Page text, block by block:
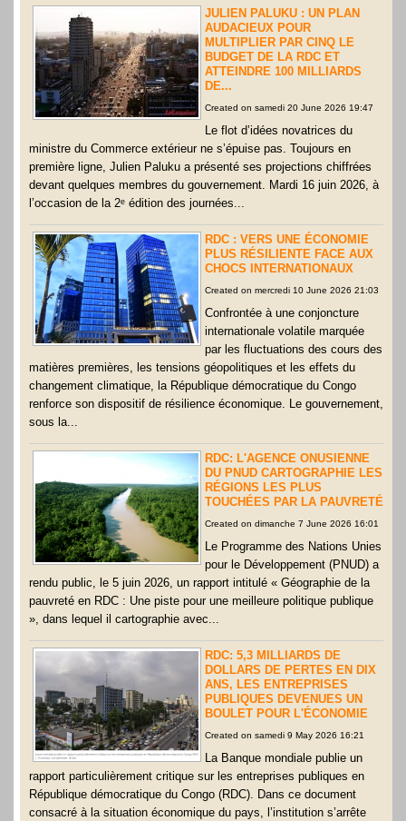
JULIEN PALUKU : UN PLAN
AUDACIEUX POUR
MULTIPLIER PAR CINQ LE
BUDGET DE LA RDC ET
ATTEINDRE 100 MILLIARDS
DE...
Created on samedi 20 June 2026 19:47
Le flot d’idées novatrices du
ministre du Commerce extérieur ne s’épuise pas. Toujours en
première ligne, Julien Paluku a présenté ses projections chiffrées
devant quelques membres du gouvernement. Mardi 16 juin 2026, à
l’occasion de la 2ᵉ édition des journées...
RDC : VERS UNE ÉCONOMIE
PLUS RÉSILIENTE FACE AUX
CHOCS INTERNATIONAUX
Created on mercredi 10 June 2026 21:03
Confrontée à une conjoncture
internationale volatile marquée
par les fluctuations des cours des
matières premières, les tensions géopolitiques et les effets du
changement climatique, la République démocratique du Congo
renforce son dispositif de résilience économique. Le gouvernement,
sous la...
RDC: L'AGENCE ONUSIENNE
DU PNUD CARTOGRAPHIE LES
RÉGIONS LES PLUS
TOUCHÉES PAR LA PAUVRETÉ
Created on dimanche 7 June 2026 16:01
Le Programme des Nations Unies
pour le Développement (PNUD) a
rendu public, le 5 juin 2026, un rapport intitulé « Géographie de la
pauvreté en RDC : Une piste pour une meilleure politique publique
», dans lequel il cartographie avec...
RDC: 5,3 MILLIARDS DE
DOLLARS DE PERTES EN DIX
ANS, LES ENTREPRISES
PUBLIQUES DEVENUES UN
BOULET POUR L'ÉCONOMIE
Created on samedi 9 May 2026 16:21
La Banque mondiale publie un
rapport particulièrement critique sur les entreprises publiques en
République démocratique du Congo (RDC). Dans ce document
consacré à la situation économique du pays, l’institution s’arrête